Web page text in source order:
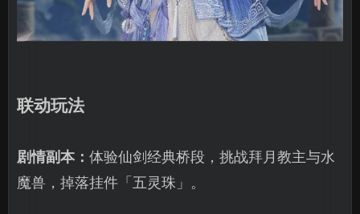
联动玩法
剧情副本： 体验仙剑经典桥段，挑战拜月教主与水
魔兽，掉落挂件「五灵珠」。